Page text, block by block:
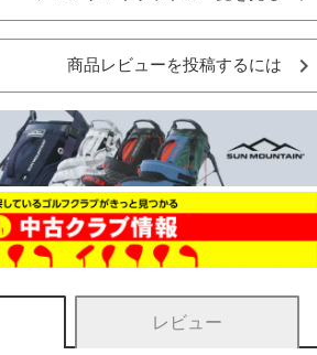
商品レビューを投稿するには
レビュー